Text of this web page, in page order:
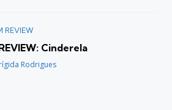
REVIEW
Cinderela
Rodrigues